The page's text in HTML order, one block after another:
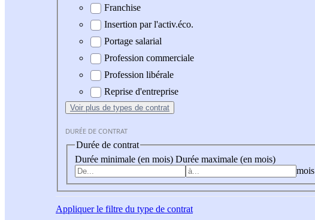
Franchise
Insertion par l'activ.éco.
Portage salarial
Profession commerciale
Profession libérale
Reprise d'entreprise
Voir plus de types de contrat
DURÉE DE CONTRAT
Durée de contrat
Durée minimale (en mois) Durée maximale (en mois)
mois
Appliquerle filtre du type de contrat